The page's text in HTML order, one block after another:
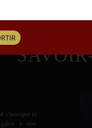
classique et
à une